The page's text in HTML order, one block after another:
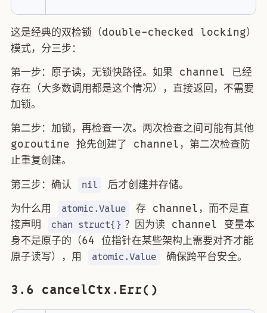
这是经典的双检锁（double-checked locking）
模式，分三步：
第一步：原子读，无锁快路径。如果 channel 已经
存在（大多数调用都是这个情况），直接返回，不需要
加锁。
第二步：加锁，再检查一次。两次检查之间可能有其他
goroutine 抢先创建了 channel，第二次检查防
止重复创建。
第三步：确认
nil
后才创建并存储。
为什么用
atomic.Value
存 channel，而不是直
接声明
chan struct{} ？因为读 channel 变量本
身不是原子的（64 位指针在某些架构上需要对齐才能
原子读写），用
atomic.Value 确保跨平台安全。
3.6 cancelCtx.Err()